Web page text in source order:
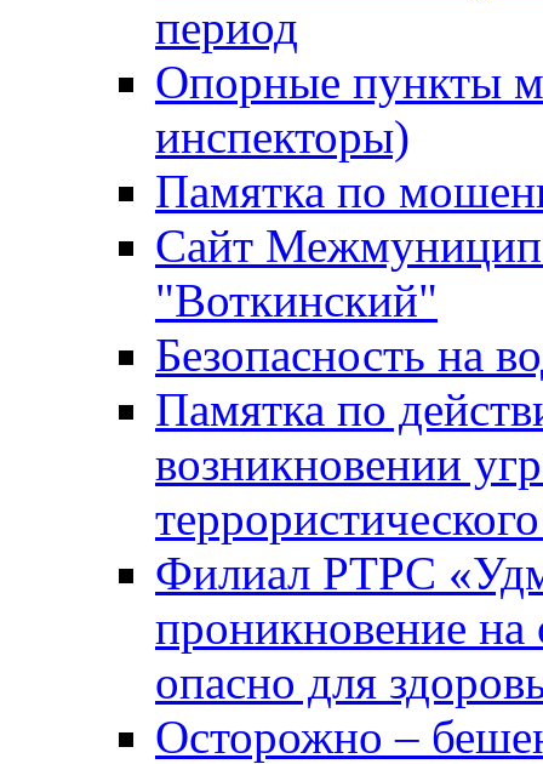
период
Опорные пункты
инспекторы)
Памятка по
Сайт
"Воткинский"
Безопасность на
Памятка по
возникновении
Филиал РТРС
проникновение на
опасно для
Осторожно –